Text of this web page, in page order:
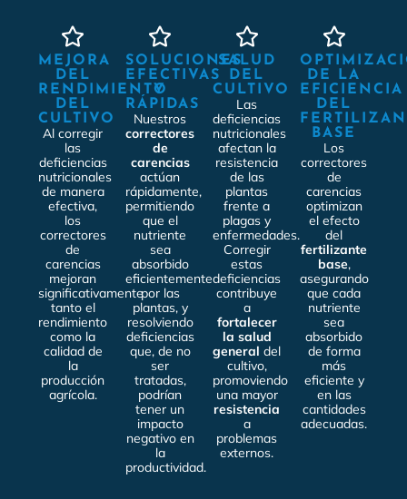
MEJORA
DEL
RENDIMIENTO
DEL
CULTIVO
Al corregir
las
deficiencias
nutricionales
de manera
efectiva,
los
correctores
de
carencias
mejoran
significativamente
tanto el
rendimiento
como la
calidad de
la
producción
agrícola.
SOLUCIONES
EFECTIVAS
Y
RÁPIDAS
Nuestros
correctores
de
carencias
actúan
rápidamente,
permitiendo
que el
nutriente
sea
absorbido
eficientemente
por las
plantas, y
resolviendo
deficiencias
que, de no
ser
tratadas,
podrían
tener un
impacto
negativo en
la
productividad.
SALUD
DEL
CULTIVO
Las
deficiencias
nutricionales
afectan la
resistencia
de las
plantas
frente a
plagas y
enfermedades.
Corregir
estas
deficiencias
contribuye
a
fortalecer
la salud
general del
cultivo,
promoviendo
una mayor
resistencia
a
problemas
externos.
DE LA
EFICIENCIA
DEL
BASE
Los
correctores
de
carencias
optimizan
el efecto
del
fertilizante
base,
asegurando
que cada
nutriente
sea
absorbido
de forma
más
eficiente y
en las
cantidades
adecuadas.